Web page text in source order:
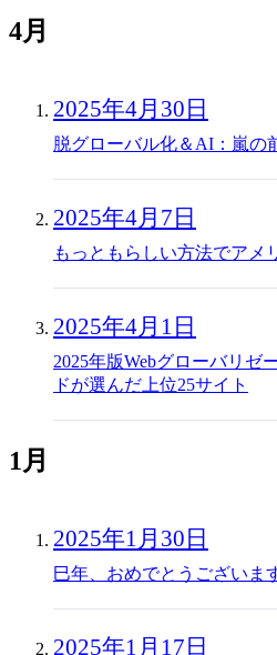
4月
2025年4月30日
脱グローバル化＆AI：嵐の
2025年4月7日
もっともらしい方法でアメ
2025年4月1日
2025年版Webグローバリゼ
ドが選んだ上位25サイト
1月
2025年1月30日
巳年、おめでとうございま
2025年1月17日